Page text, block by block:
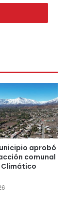
aprobó
comunal
Climático